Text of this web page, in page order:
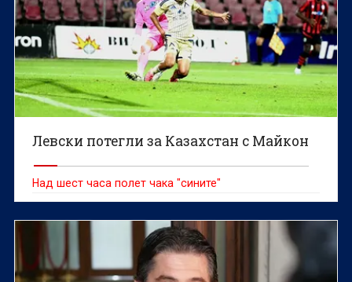
Левски потегли за Казахстан с Майкон
Над шест часа полет чака "сините"